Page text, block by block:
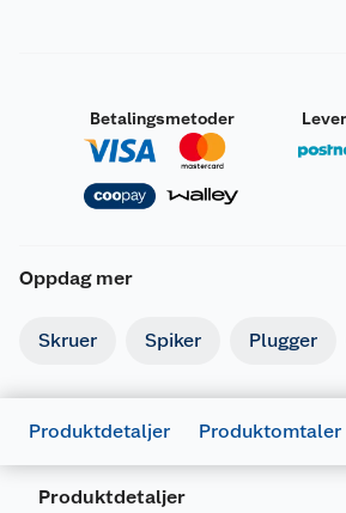
Betalingsmetoder
Oppdag mer
Skruer Spiker Plugger
Produktdetaljer Produktomtaler
Produktdetaljer